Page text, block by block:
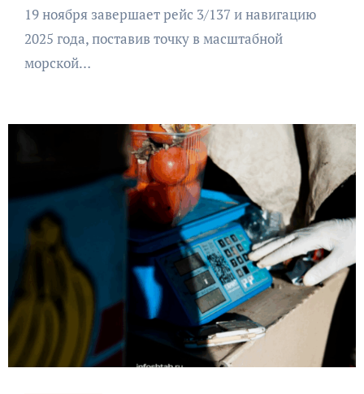
19 ноября завершает рейс 3/137 и навигацию
2025 года, поставив точку в масштабной
морской…